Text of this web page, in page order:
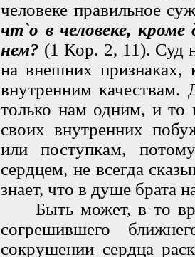
человеке правильное
чт`о в человеке, кроме
нем? (1 Кор. 2, 11). Суд
на внешних признаках,
внутренним
только нам одним, и то
своих внутренних
или поступкам,
сердцем, не всегда
знает, что в душе брата
Быть может, в то
согрешившего
сокрушении сердца